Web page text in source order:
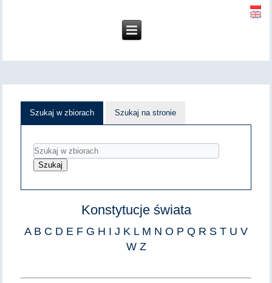
Szukaj w zbiorach Szukaj na stronie
Konstytucje świata
A B C D E F G H I J K L M N O P Q R S T U V
W Z